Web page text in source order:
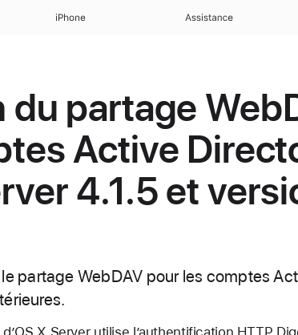
iPhone Assistance
partage
Active
4.1.5 et
partage WebDAV pour les comptes
X Server utilise l’authentification HTTP